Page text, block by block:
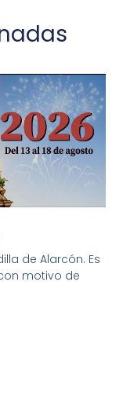
de Alarcón. Es
motivo de